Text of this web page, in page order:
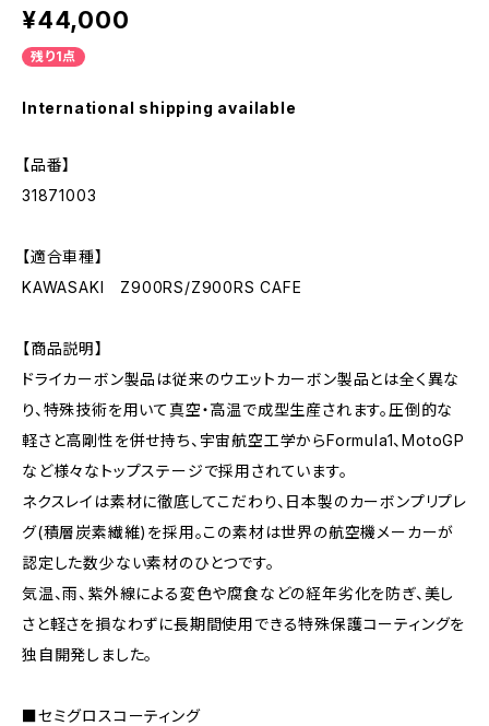
¥44,000
残り1点
International shipping available
【品番】
31871003
【適合車種】
KAWASAKI Z900RS/Z900RS CAFE
【商品説明】
ドライカーボン製品は従来のウエットカーボン製品とは全く異な
り、特殊技術を用いて真空・高温で成型生産されます。圧倒的な
軽さと高剛性を併せ持ち、宇宙航空工学からFormula1、MotoGP
など様々なトップステージで採用されています。
ネクスレイは素材に徹底してこだわり、日本製のカーボンプリプレ
グ(積層炭素繊維)を採用。この素材は世界の航空機メーカーが
認定した数少ない素材のひとつです。
気温、雨、紫外線による変色や腐食などの経年劣化を防ぎ、美し
さと軽さを損なわずに長期間使用できる特殊保護コーティングを
独自開発しました。
■セミグロスコーティング